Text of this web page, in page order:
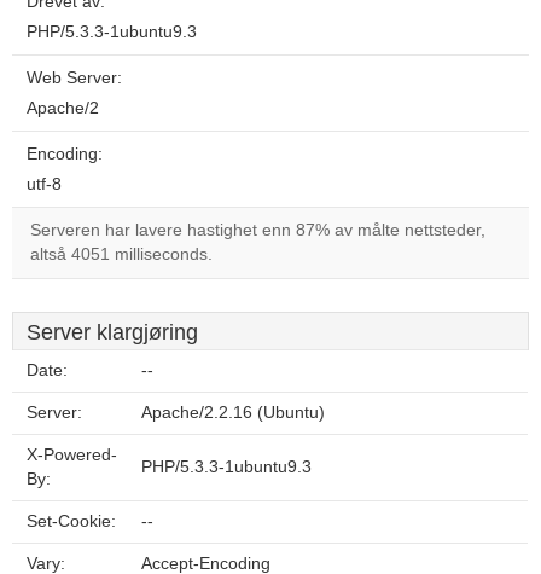
PHP/5.3.3-1ubuntu9.3
Web Server:
Apache/2
Encoding:
utf-8
Serveren har lavere hastighet enn 87% av målte nettsteder,
altså 4051 milliseconds.
Server klargjøring
Date: --
Server: Apache/2.2.16 (Ubuntu)
X-Powered-
By:
PHP/5.3.3-1ubuntu9.3
Set-Cookie: --
Vary: Accept-Encoding